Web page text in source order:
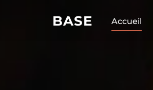
BASE Accueil